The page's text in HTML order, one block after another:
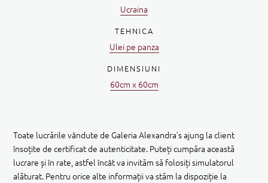
Ucraina
TEHNICA
Ulei pe panza
DIMENSIUNI
60cm x 60cm
Toate lucrările vândute de Galeria Alexandra’s ajung la client
însoțite de certificat de autenticitate. Puteți cumpăra această
lucrare și în rate, astfel încât va invităm să folosiți simulatorul
alăturat. Pentru orice alte informații va stăm la dispoziție la